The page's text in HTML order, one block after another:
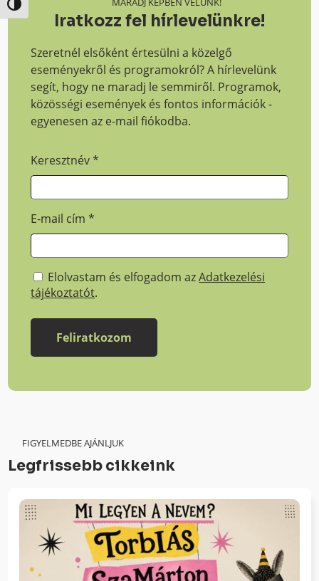
Nagy kontraszt váltása
Iratkozz fel hírlevelünkre!
Szeretnél elsőként értesülni a közelgő
eseményekről és programokról? A hírlevelünk
segít, hogy ne maradj le semmiről. Programok,
közösségi események és fontos információk -
egyenesen az e-mail fiókodba.
Keresztnév*
E-mail cím*
Elolvastam és elfogadom azAdatkezelési
tájékoztatót.
FIGYELMEDBE AJÁNLJUK
Legfrissebb cikkeink